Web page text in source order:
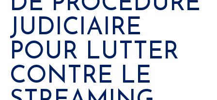
JUDICIAIRE
POUR LUTTER
CONTRE LE